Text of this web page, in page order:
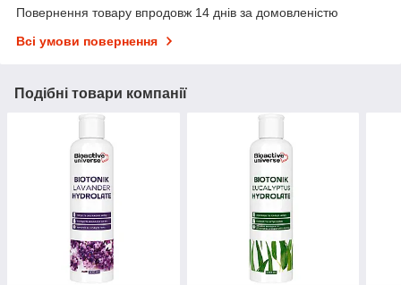
Повернення товару впродовж 14 днів за домовленістю
Всі умови повернення
Подібні товари компанії